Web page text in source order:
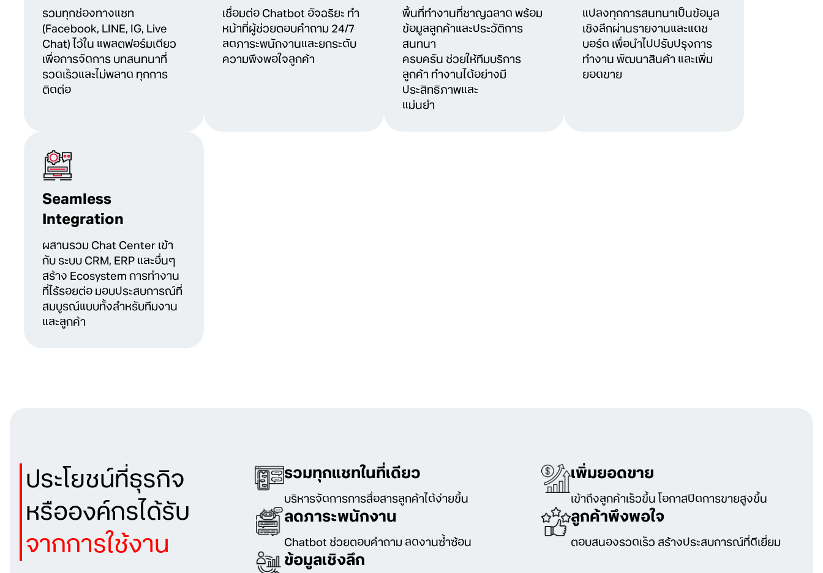
รวมทุกช่องทางแชท
(Facebook, LINE, IG, Live
Chat) ไว้ใน แพลตฟอร์มเดียว
เพื่อการจัดการ บทสนทนาที่
รวดเร็วและไม่พลาด ทุกการ
ติดต่อ
เชื่อมต่อ Chatbot อัจฉริยะ ทำ
หน้าที่ผู้ช่วยตอบคำถาม 24/7
ลดภาระพนักงานและยกระดับ
ความพึงพอใจลูกค้า
พื้นที่ทำงานที่ชาญฉลาด พร้อม
ข้อมูลลูกค้าและประวัติการ
สนทนา
ครบครัน ช่วยให้ทีมบริการ
ลูกค้า ทำงานได้อย่างมี
ประสิทธิภาพและ
แม่นยำ
แปลงทุกการสนทนาเป็นข้อมูล
เชิงลึกผ่านรายงานและแดช
บอร์ด เพื่อนำไปปรับปรุงการ
ทำงาน พัฒนาสินค้า และเพิ่ม
ยอดขาย
Seamless
Integration
ผสานรวม Chat Center เข้า
กับ ระบบ CRM, ERP และอื่นๆ
สร้าง Ecosystem การทำงาน
ที่ไร้รอยต่อ มอบประสบการณ์ที่
สมบูรณ์แบบทั้งสำหรับทีมงาน
และลูกค้า
ประโยชน์ที่ธุรกิจ
หรือองค์กรได้รับ
จากการใช้งาน
รวมทุกแชทในที่เดียว
บริหารจัดการการสื่อสารลูกค้าได้ง่ายขึ้น
ลดภาระพนักงาน
Chatbot ช่วยตอบคำถาม ลดงานซ้ำซ้อน
ข้อมูลเชิงลึก
เพิ่มยอดขาย
เข้าถึงลูกค้าเร็วขึ้น โอกาสปิดการขายสูงขึ้น
ลูกค้าพึงพอใจ
ตอบสนองรวดเร็ว สร้างประสบการณ์ที่ดีเยี่ยม